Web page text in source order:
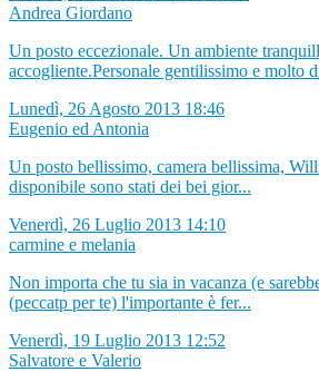
Andrea Giordano
Un posto eccezionale. Un ambiente
accogliente.Personale gentilissimo e molto
Lunedì, 26 Agosto 2013 18:46
Eugenio ed Antonia
Un posto bellissimo, camera bellissima,
disponibile sono stati dei bei gior...
Venerdì, 26 Luglio 2013 14:10
carmine e melania
Non importa che tu sia in vacanza (e
(peccatp per te) l'importante è fer...
Venerdì, 19 Luglio 2013 12:52
Salvatore e Valerio